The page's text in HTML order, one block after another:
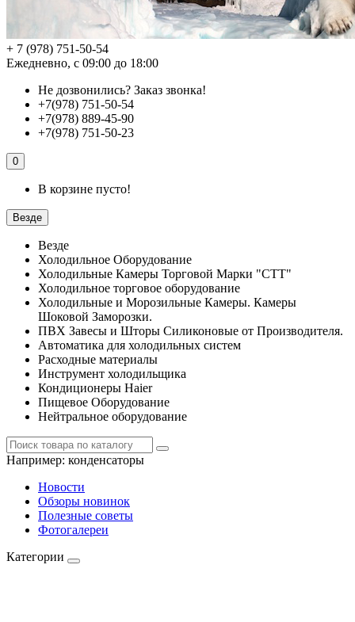
+ 7 (978) 751-50-54
Ежедневно, с 09:00 до 18:00
Не дозвонились? Заказ звонка!
+7(978) 751-50-54
+7(978) 889-45-90
+7(978) 751-50-23
0
В корзине пусто!
Везде
Везде
Холодильное Оборудование
Холодильные Камеры Торговой Марки "СТТ"
Холодильное торговое оборудование
Холодильные и Морозильные Камеры. Камеры
Шоковой Заморозки.
ПВХ Завесы и Шторы Силиконовые от Производителя.
Автоматика для холодильных систем
Расходные материалы
Инструмент холодильщика
Кондиционеры Haier
Пищевое Оборудование
Нейтральное оборудование
Например: конденсаторы
Новости
Обзоры новинок
Полезные советы
Фотогалереи
Категории